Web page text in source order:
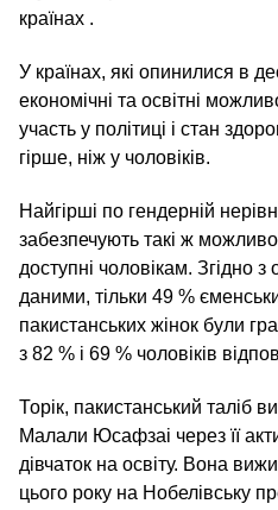
країнах .
У країнах, які опинилися в
економічні та освітні
участь у політиці і стан
гірше, ніж у чоловіків.
Найгірші по гендерній
забезпечують такі ж
доступні чоловікам. Згідно
даними, тільки 49 %
пакистанських жінок були
з 82 % і 69 % чоловіків
Торік, пакистанський таліб
Малали Юсафзаі через її
дівчаток на освіту. Вона
цього року на Нобелівську